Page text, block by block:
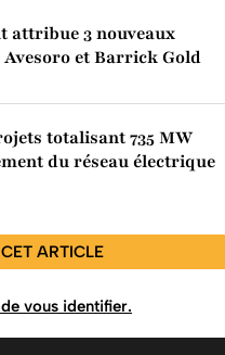
attribue 3 nouveaux
et Barrick Gold
totalisant 735 MW
du réseau électrique
ARTICLE
vous identifier.